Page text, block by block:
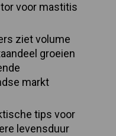
voor mastitis
ziet volume
groeien
markt
tips voor
levensduur